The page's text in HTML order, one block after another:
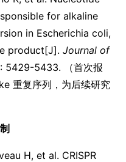
for alkaline
in Escherichia coli,
product[J]. Journal of
5429-5433. （首次报
重复序列，为后续研究
H, et al. CRISPR